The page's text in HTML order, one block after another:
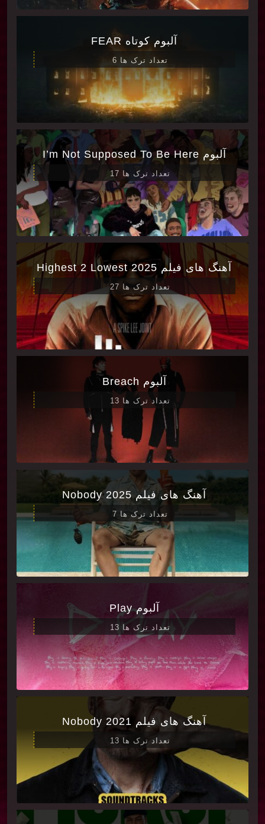
آلبوم کوتاه FEAR
تعداد ترک ها 6
آلبوم I’m Not Supposed To Be Here
تعداد ترک ها 17
آهنگ های فیلم Highest 2 Lowest 2025
تعداد ترک ها 27
آلبوم Breach
تعداد ترک ها 13
آهنگ های فیلم Nobody 2025
تعداد ترک ها 7
آلبوم Play
تعداد ترک ها 13
آهنگ های فیلم Nobody 2021
تعداد ترک ها 13